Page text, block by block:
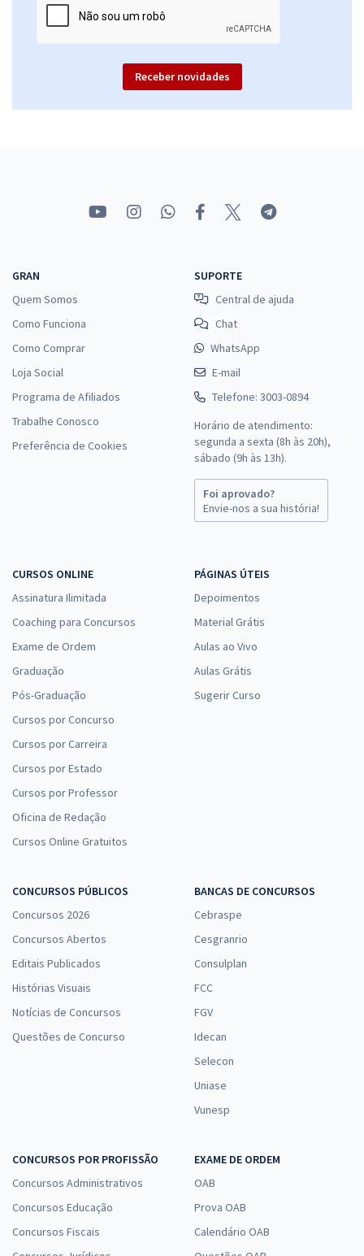
Receber novidades
GRAN
Quem Somos
Como Funciona
Como Comprar
Loja Social
Programa de Afiliados
Trabalhe Conosco
Preferência de Cookies
SUPORTE
Central de ajuda
Chat
WhatsApp
E-mail
Telefone: 3003-0894
Horário de atendimento:
segunda a sexta (8h às 20h),
sábado (9h às 13h).
Foi aprovado?
Envie-nos a sua história!
CURSOS ONLINE
Assinatura Ilimitada
Coaching para Concursos
Exame de Ordem
Graduação
Pós-Graduação
Cursos por Concurso
Cursos por Carreira
Cursos por Estado
Cursos por Professor
Oficina de Redação
Cursos Online Gratuitos
PÁGINAS ÚTEIS
Depoimentos
Material Grátis
Aulas ao Vivo
Aulas Grátis
Sugerir Curso
CONCURSOS PÚBLICOS
Concursos 2026
Concursos Abertos
Editais Publicados
Histórias Visuais
Notícias de Concursos
Questões de Concurso
BANCAS DE CONCURSOS
Cebraspe
Cesgranrio
Consulplan
FCC
FGV
Idecan
Selecon
Uniase
Vunesp
CONCURSOS POR PROFISSÃO
Concursos Administrativos
Concursos Educação
Concursos Fiscais
EXAME DE ORDEM
OAB
Prova OAB
Calendário OAB